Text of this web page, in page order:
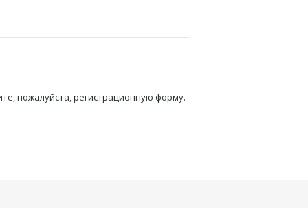
пожалуйста, регистрационную форму.